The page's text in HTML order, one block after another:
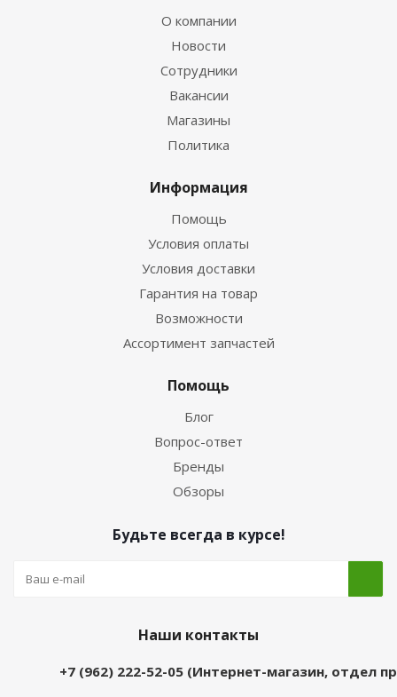
О компании
Новости
Сотрудники
Вакансии
Магазины
Политика
Информация
Помощь
Условия оплаты
Условия доставки
Гарантия на товар
Возможности
Ассортимент запчастей
Помощь
Блог
Вопрос-ответ
Бренды
Обзоры
Будьте всегда в курсе!
Наши контакты
+7 (962) 222-52-05 (Интернет-магазин, отдел